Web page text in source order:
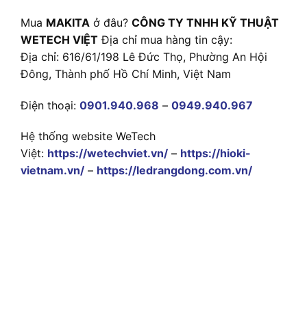
Mua MAKITA ở đâu? CÔNG TY TNHH KỸ THUẬT
WETECH VIỆT Địa chỉ mua hàng tin cậy:
Địa chỉ: 616/61/198 Lê Đức Thọ, Phường An Hội
Đông, Thành phố Hồ Chí Minh, Việt Nam
Điện thoại: 0901.940.968 – 0949.940.967
Hệ thống website WeTech
Việt: https://wetechviet.vn/ – https://hioki-
vietnam.vn/ – https://ledrangdong.com.vn/